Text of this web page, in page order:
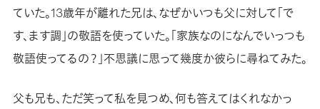
ていた。13歳年が離れた兄は、なぜかいつも父に対して「で
す、ます調」の敬語を使っていた。「家族なのになんでいっつも
敬語使ってるの？」不思議に思って幾度か彼らに尋ねてみた。
父も兄も、ただ笑って私を見つめ、何も答えてはくれなかっ